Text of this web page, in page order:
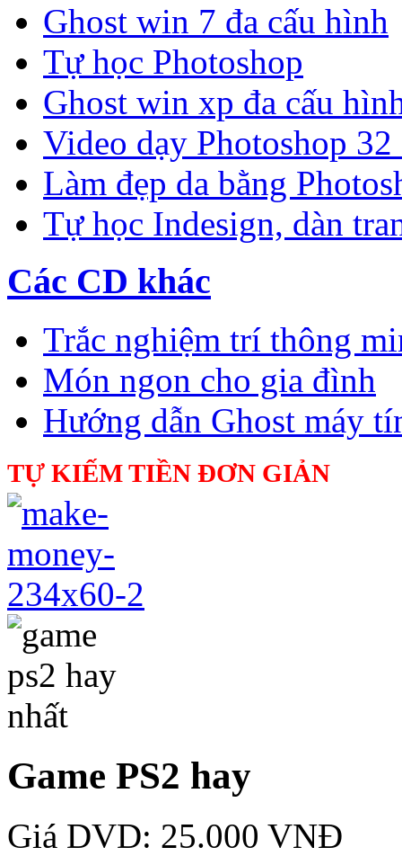
Ghost win 7 đa cấu hình
Tự học Photoshop
Ghost win xp đa cấu
Video dạy Photoshop
Làm đẹp da bằng
Tự học Indesign, dàn
Các CD khác
Trắc nghiệm trí thông
Món ngon cho gia đình
Hướng dẫn Ghost máy
TỰ KIẾM TIỀN ĐƠN GIẢN
Game PS2 hay
Giá DVD: 25.000 VNĐ